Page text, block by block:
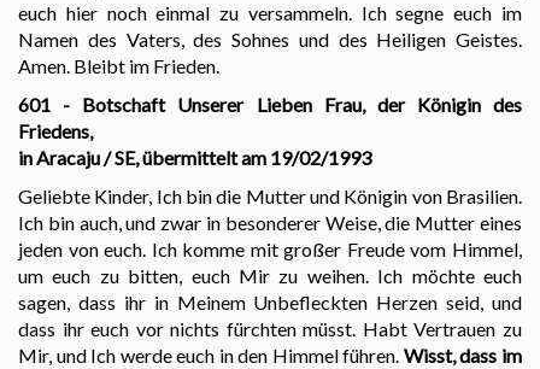
euch hier noch einmal zu versammeln. Ich segne euch im
Namen des Vaters, des Sohnes und des Heiligen Geistes.
Amen. Bleibt im Frieden.
601 - Botschaft Unserer Lieben Frau, der Königin des
Friedens,
in Aracaju / SE, übermittelt am 19/02/1993
Geliebte Kinder, Ich bin die Mutter und Königin von Brasilien.
Ich bin auch, und zwar in besonderer Weise, die Mutter eines
jeden von euch. Ich komme mit großer Freude vom Himmel,
um euch zu bitten, euch Mir zu weihen. Ich möchte euch
sagen, dass ihr in Meinem Unbefleckten Herzen seid, und
dass ihr euch vor nichts fürchten müsst. Habt Vertrauen zu
Mir, und Ich werde euch in den Himmel führen. Wisst, dass im